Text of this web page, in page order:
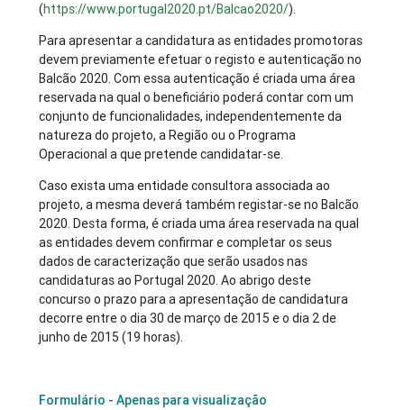
(https://www.portugal2020.pt/Balcao2020/).
Para apresentar a candidatura as entidades promotoras
devem previamente efetuar o registo e autenticação no
Balcão 2020. Com essa autenticação é criada uma área
reservada na qual o beneficiário poderá contar com um
conjunto de funcionalidades, independentemente da
natureza do projeto, a Região ou o Programa
Operacional a que pretende candidatar-se.
Caso exista uma entidade consultora associada ao
projeto, a mesma deverá também registar-se no Balcão
2020. Desta forma, é criada uma área reservada na qual
as entidades devem confirmar e completar os seus
dados de caracterização que serão usados nas
candidaturas ao Portugal 2020. Ao abrigo deste
concurso o prazo para a apresentação de candidatura
decorre entre o dia 30 de março de 2015 e o dia 2 de
junho de 2015 (19 horas).
Formulário - Apenas para visualização